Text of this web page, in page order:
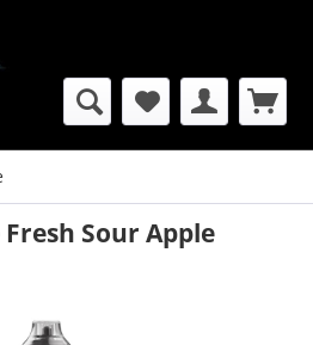
Sour Apple